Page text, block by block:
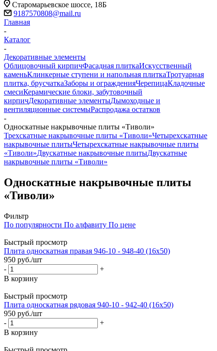
Старомарьевское шоссе, 18Б
9187570808@mail.ru
Главная
-
Каталог
-
Декоративные элементы
Облицовочный кирпичФасадная плиткаИскусственный
каменьКлинкерные ступени и напольная плиткаТротуарная
плитка, брусчаткаЗаборы и огражденияЧерепицаКладочные
смесиКерамические блоки, забутовочный
кирпичДекоративные элементыДымоходные и
вентиляционные системыРаспродажа остатков
-
Односкатные накрывочные плиты «Тиволи»
Трехскатные накрывочные плиты «Тиволи»Четырехскатные
накрывочные плитыЧетырехскатные накрывочные плиты
«Тиволи»Двускатные накрывочные плитыДвускатные
накрывочные плиты «Тиволи»
Односкатные накрывочные плиты
«Тиволи»
Фильтр
По популярности По алфавиту По цене
Быстрый просмотр
Плита односкатная правая 946-10 - 948-40 (16x50)
950 руб./шт
-
+
В корзину
Быстрый просмотр
Плита односкатная рядовая 940-10 - 942-40 (16x50)
950 руб./шт
-
+
В корзину